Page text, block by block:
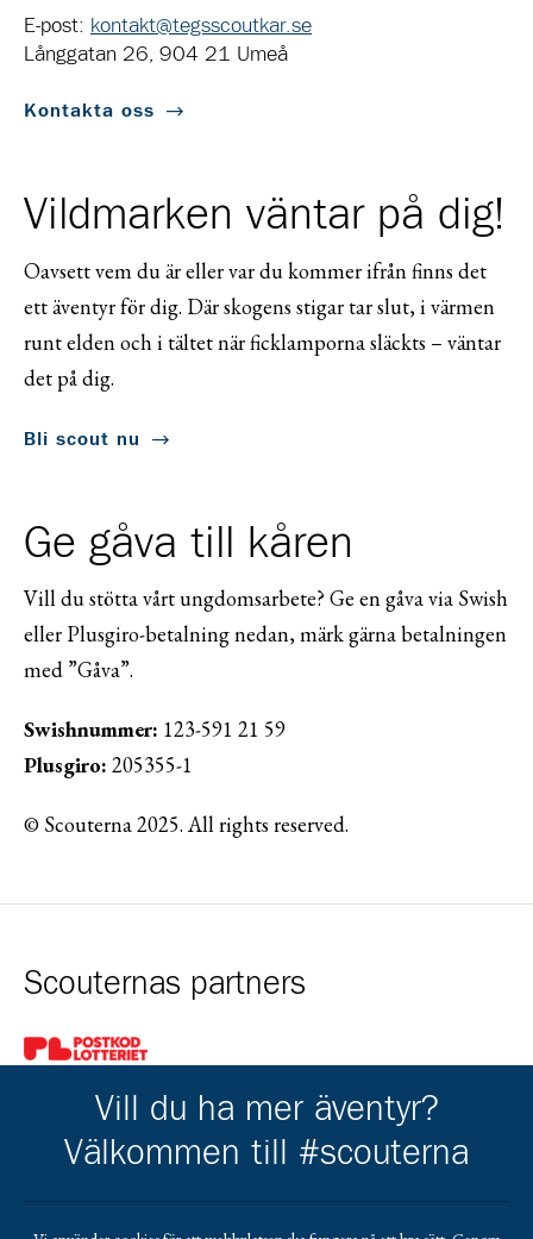
E-post: kontakt@tegsscoutkar.se
Långgatan 26, 904 21 Umeå
Kontakta oss
Vildmarken väntar på dig!
Oavsett vem du är eller var du kommer ifrån finns det
ett äventyr för dig. Där skogens stigar tar slut, i värmen
runt elden och i tältet när ficklamporna släckts – väntar
det på dig.
Bli scout nu
Ge gåva till kåren
Vill du stötta vårt ungdomsarbete? Ge en gåva via Swish
eller Plusgiro-betalning nedan, märk gärna betalningen
med ”Gåva”.
Swishnummer: 123-591 21 59
Plusgiro: 205355-1
© Scouterna 2025. All rights reserved.
Scouternas partners
Gå till pl_50
Kårens partners
Vill du ha mer äventyr?
Välkommen till #scouterna